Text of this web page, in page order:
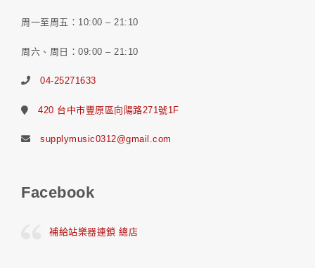
周一至周五：10:00 – 21:10
周六、周日：09:00 – 21:10
04-25271633
420 台中市豐原區向陽路271號1F
supplymusic0312@gmail.com
Facebook
補給站樂器連鎖 總店